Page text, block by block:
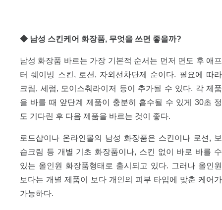
◆ 남성 스킨케어 화장품, 무엇을 쓰면 좋을까?
남성 화장품 바르는 가장 기본적 순서는 먼저 면도 후 애프
터 쉐이빙 스킨, 로션, 자외선차단제 순이다. 필요에 따라
크림, 세럼, 모이스춰라이저 등이 추가될 수 있다. 각 제품
을 바를 때 앞단계 제품이 충분히 흡수될 수 있게 30초 정
도 기다린 후 다음 제품을 바르는 것이 좋다.
로드샵이나 온라인몰의 남성 화장품은 스킨이나 로션, 보
습크림 등 개별 기초 화장품이나, 스킨 없이 바로 바를 수
있는 올인원 화장품형태로 출시되고 있다. 그러나 올인원
보다는 개별 제품이 보다 개인의 피부 타입에 맞춘 케어가
가능하다.